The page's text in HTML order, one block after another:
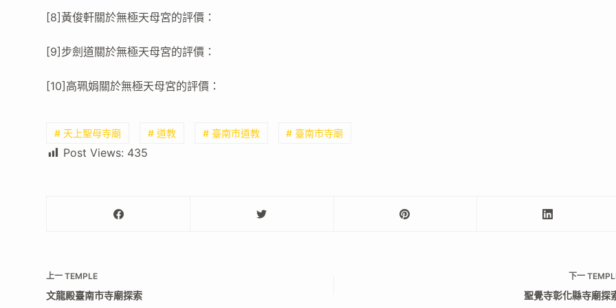
[8]黃俊軒關於無極天母宮的評價：
[9]步劍道關於無極天母宮的評價：
[10]高珮娟關於無極天母宮的評價：
# 天上聖母寺廟 # 道教 # 臺南市道教 # 臺南市寺廟
Post Views: 435
上一TEMPLE
文龍殿臺南市寺廟探索
下一
聖覺寺彰化縣寺廟探